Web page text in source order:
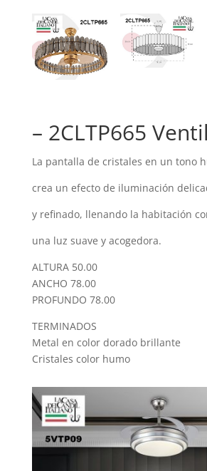
– 2CLTP665
La pantalla de cristales en un tono
crea un efecto de iluminación
y refinado, llenando la habitación
una luz suave y acogedora.
ALTURA 50.00
ANCHO 78.00
PROFUNDO 78.00
TERMINADOS
Metal en color dorado brillante
Cristales color humo